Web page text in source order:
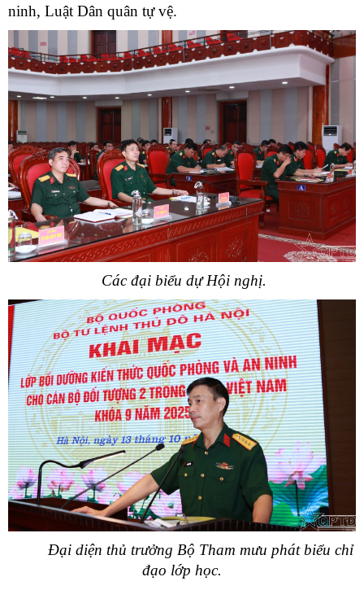
ninh, Luật Dân quân tự vệ.
Các đại biểu dự Hội nghị.
Đại diện thủ trưởng Bộ Tham mưu phát biểu chỉ
đạo lớp học.